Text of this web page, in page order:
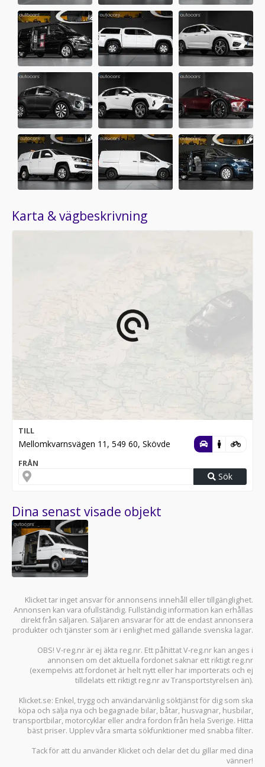
Karta & vägbeskrivning
TILL
Mellomkvarnsvägen 11, 549 60, Skövde
FRÅN
Sök
Dina senast visade objekt
Klicket tar inget ansvar för annonsens innehåll eller tillgänglighet.
Annonsen kan vara ofullständig. Fullständig information kan erhållas
direkt från säljaren. Säljaren ansvarar för att de endast annonsera
produkter och tjänster som är i enlighet med gällande svenska lagar.
OBS! V-reg.nr är ej äkta reg.nr. Ett påhittat V-reg.nr kan anges i
annonsen om det aktuella fordonet saknar ett riktigt reg.nr
(exempelvis att fordonet är helt nytt eller har importerats och ej
tilldelats ett riktigt reg.nr av Transportstyrelsen än).
Klicket.se: Enkel, trygg och användarvänlig söktjänst för dig som ska
köpa och sälja nya och begagnade bilar, båtar, husvagnar, husbilar,
transportbilar, motorcyklar eller andra fordon från hela Sverige. Hitta
bäst priser. Upplev våra smarta sökfunktioner med snabba filter.
Tack för att du använder Klicket och delar det du gillar med dina
vänner!